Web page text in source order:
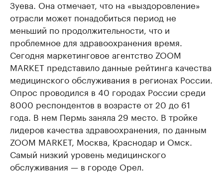
Зуева. Она отмечает, что на «выздоровление»
отрасли может понадобиться период не
меньший по продолжительности, что и
проблемное для здравоохранения время.
Сегодня маркетинговое агентство ZOOM
MARKET представило данные рейтинга качества
медицинского обслуживания в регионах России.
Опрос проводился в 40 городах России среди
8000 респондентов в возрасте от 20 до 61
года. В нем Пермь заняла 29 место. В тройке
лидеров качества здравоохранения, по данным
ZOOM MARKET, Москва, Краснодар и Омск.
Самый низкий уровень медицинского
обслуживания — в городе Орел.